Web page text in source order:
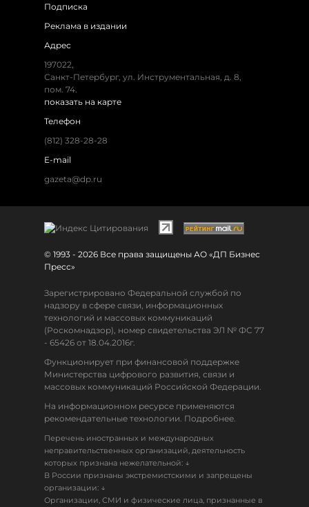
Подписка
Реклама в издании
Адрес
197022,
Санкт-Петербург, ул. Инструментальная, д. 8,
пом. 74.
показать на карте
Телефон
(812) 328-28-28
E-mail
gazeta@dp.ru
© 1993 - 2026 Все права защищены АО «ДП Бизнес
Пресс»
Зарегистрировано Федеральной службой по
надзору в сфере связи, информационных
технологий и массовых коммуникаций
(Роскомнадзор), номер свидетельства ЭЛ № ФС 77
- 65426 от 18.04.2016г.
Функционирует при финансовой поддержке
Министерства цифрового развития, связи и
массовых коммуникаций Российской Федерации.
На информационном ресурсе применяются
рекомендательные технологии. Подробнее.
Перечень иностранных и международных
неправительственных организаций, деятельность
которых признана нежелательной: ↓
В России признаны экстремистскими и запрещены
организации: ↓
Организации, СМИ и физические лица, признанные в